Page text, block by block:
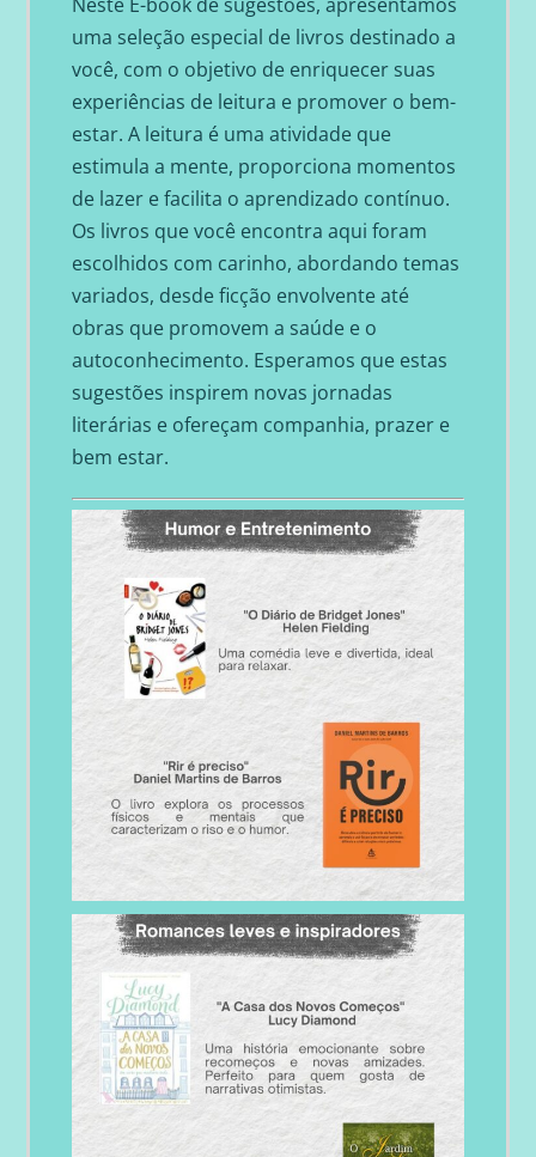
uma seleção especial de livros destinado a
você, com o objetivo de enriquecer suas
experiências de leitura e promover o bem-
estar.A leitura é uma atividade que
estimula a mente, proporciona momentos
de lazer e facilita o aprendizado contínuo.
Os livros que você encontra aqui foram
escolhidos com carinho, abordando temas
variados, desde ficção envolvente até
obras que promovem a saúde e o
autoconhecimento. Esperamos que estas
sugestões inspirem novas jornadas
literárias e ofereçam companhia, prazer e
bem estar.